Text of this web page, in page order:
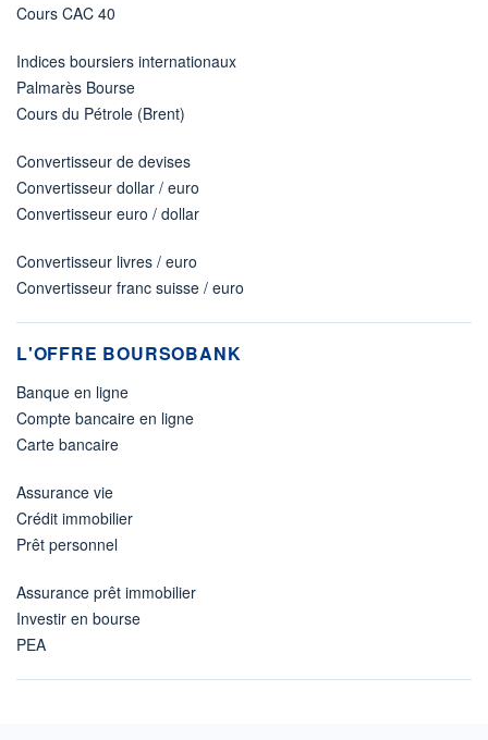
Cours CAC 40
Indices boursiers internationaux
Palmarès Bourse
Cours du Pétrole (Brent)
Convertisseur de devises
Convertisseur dollar / euro
Convertisseur euro / dollar
Convertisseur livres / euro
Convertisseur franc suisse / euro
L'OFFRE BOURSOBANK
Banque en ligne
Compte bancaire en ligne
Carte bancaire
Assurance vie
Crédit immobilier
Prêt personnel
Assurance prêt immobilier
Investir en bourse
PEA